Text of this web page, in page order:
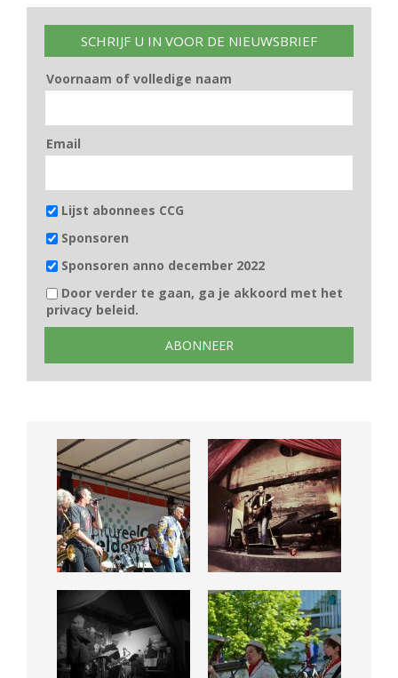
SCHRIJF U IN VOOR DE NIEUWSBRIEF
Voornaam of volledige naam
Email
Lijst abonnees CCG
Sponsoren
Sponsoren anno december 2022
Door verder te gaan, ga je akkoord met het
privacy beleid.